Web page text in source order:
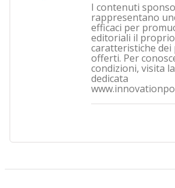
I contenuti
rappresentano
efficaci per
editoriali il
caratteristiche
offerti. Per
condizioni, visita
dedicata